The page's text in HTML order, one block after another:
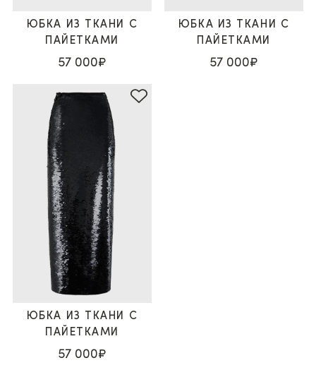
ЮБКА ИЗ ТКАНИ С
ПАЙЕТКАМИ
57 000₽
ЮБКА ИЗ ТКАНИ С
ПАЙЕТКАМИ
57 000₽
ЮБКА ИЗ ТКАНИ С
ПАЙЕТКАМИ
57 000₽